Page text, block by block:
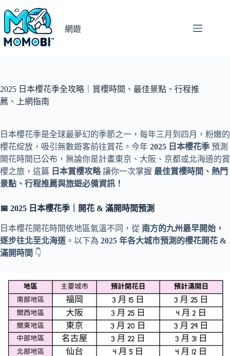
主
要
網遊
2025 日本櫻花季全攻略｜賞櫻時間、最佳景點、行程推
薦、上網指南
日本櫻花季是全球最夢幻的季節之一，每年三月到四月，粉嫩的
櫻花綻放，吸引無數遊客前往賞花。今年 2025 日本櫻花季 預測
開花時間已公布，無論你是計畫東京、大阪、京都或北海道的賞
櫻之旅，這篇 日本賞櫻攻略讓你一次掌握 最佳賞櫻時間、熱門
景點、行程推薦與旅遊必備資訊！
📅 2025 日本櫻花季｜開花 & 滿開時間預測
日本櫻花開花時間依地區氣溫不同，從 南方的九州最早開始，
逐步往北至北海道 。以下為 2025 年各大城市預測的櫻花開花 &
滿開時間 👇